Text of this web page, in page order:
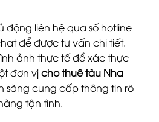
động liên hệ qua số hotline
để được tư vấn chi tiết.
ảnh thực tế để xác thực
đơn vịcho thuê tàu Nha
sàng cung cấp thông tin rõ
tận tình.